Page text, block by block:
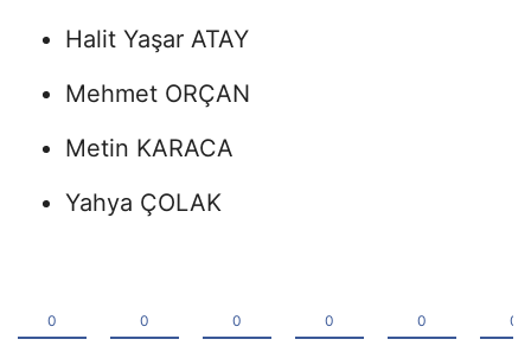
Halit Yaşar ATAY
Mehmet ORÇAN
Metin KARACA
Yahya ÇOLAK